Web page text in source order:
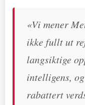
«Vi mener
ikke fullt ut
langsiktige
intelligens,
rabattert